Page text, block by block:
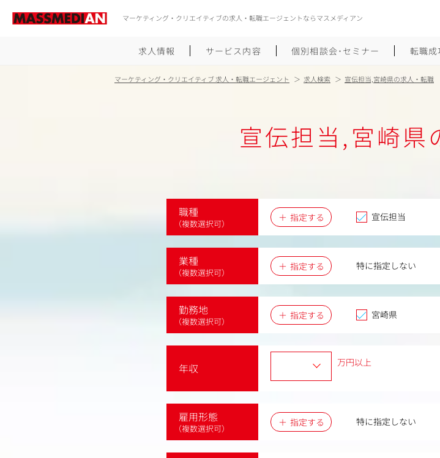
マーケティング・クリエイティブの求人・転職エージェントならマスメディアン
求人情報 サービス内容 個別相談会･セミナー 転職成
履歴書のつくり方
面接対策
未経験から広告業界への転職
大
U
マーケティング・クリエイティブ 求人・転職エージェント 求人検索 宣伝担当,宮崎県の求人・転職
宣伝担当,宮崎県
職種
（複数選択可）
指定する 宣伝担当
業種
（複数選択可）
指定する 特に指定しない
勤務地
（複数選択可）
指定する 宮崎県
年収 万円以上
雇用形態
（複数選択可）
指定する 特に指定しない